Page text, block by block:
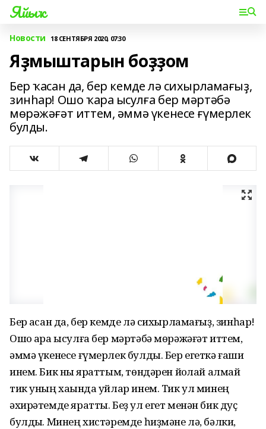
Яйыҡ
Новости 18 СЕНТЯБРЯ 2020, 07:30
Яҙмыштарын боҙҙом
Бер ҡасан да, бер кемде лә сихырламағыҙ,
зинһар! Ошо ҡара ысулға бер мәртәбә
мөрәжәғәт иттем, әммә үкенесе ғүмерлек
булды.
Бер ҡасан да, бер кемде лә сихырламағыҙ, зинһар!
Ошо ҡара ысулға бер мәртәбә мөрәжәғәт иттем,
әммә үкенесе ғүмерлек булды. Бер егеткә ғашиҡ
инем. Бик ныҡ яраттым, төндәрен йоҡлай алмай
тик уның хаҡында уйлар инем. Тик ул минең
әхирәтемде яратты. Беҙ ул егет менән бик дуҫ
булдыҡ. Минең хистәремде һиҙмәне лә, бәлки,